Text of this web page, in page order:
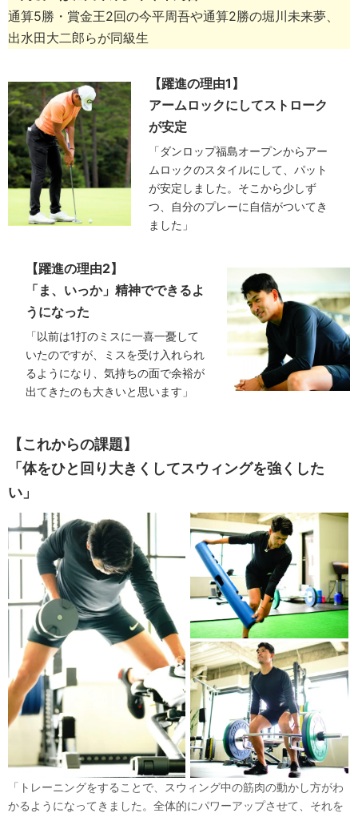
通算5勝・賞金王2回の今平周吾や通算2勝の堀川未来夢、
出水田大二郎らが同級生
【躍進の理由1】
アームロックにしてストローク
が安定
「ダンロップ福島オープンからアー
ムロックのスタイルにして、パット
が安定しました。そこから少しず
つ、自分のプレーに自信がついてき
ました」
【躍進の理由2】
「ま、いっか」精神でできるよ
うになった
「以前は1打のミスに一喜一憂して
いたのですが、ミスを受け入れられ
るようになり、気持ちの面で余裕が
出てきたのも大きいと思います」
【これからの課題】
「体をひと回り大きくしてスウィングを強くした
い」
「トレーニングをすることで、スウィング中の筋肉の動かし方がわ
かるようになってきました。全体的にパワーアップさせて、それを